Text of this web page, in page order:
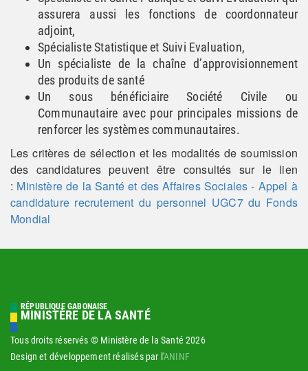
assurera aussi les fonctions de coordonnateur
adjoint,
Spécialiste Statistique et Suivi Evaluation,
Un spécialiste de la chaîne d’approvisionnement
des produits de santé
Un sous bénéficiaire Société Civile ou
Communautaire avec pour principales missions de
renforcer les systèmes communautaires.
Les critères de sélection et les modalités de soumission
des candidatures peuvent être consultés sur le lien
: Ministère de la Santé et des Affaires Sociales - Appel à
candidature recrutement du personnel UGC7 du Fonds
Mondial
RÉPUBLIQUE GABONAISE
MINISTÈRE DE LA SANTÉ
Tous droits réservés © Ministère de la Santé2026
Design et développement réalisés par l'ANINF